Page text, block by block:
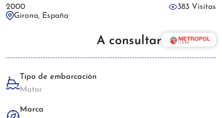
2000
383 Visitas
Girona, España
A consultar
Tipo de embarcación
Motor
Marca